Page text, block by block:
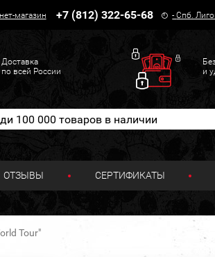
магазин +7 (812) 322-65-68 -Спб.
Доставка
по всей России
и
ОТЗЫВЫ СЕРТИФИКАТЫ
Tour"